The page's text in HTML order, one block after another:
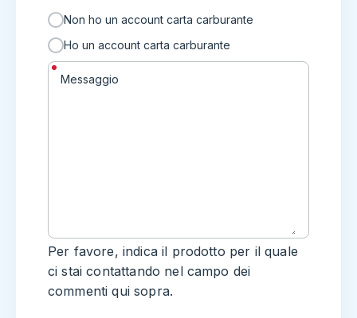
Non ho un account carta carburante
Ho un account carta carburante
Messaggio*
Per favore, indica il prodotto per il quale
ci stai contattando nel campo dei
commenti qui sopra.